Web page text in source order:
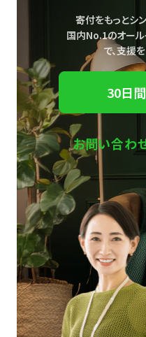
寄付をもっとシ
国内No.1のオール
で、支援を
30日
お問い合わ